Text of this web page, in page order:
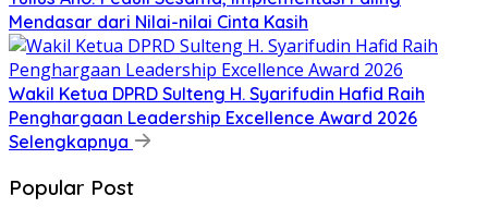
Mendasar dari Nilai-nilai Cinta Kasih
Wakil Ketua DPRD Sulteng H. Syarifudin Hafid Raih
Penghargaan Leadership Excellence Award 2026
Selengkapnya
Popular Post